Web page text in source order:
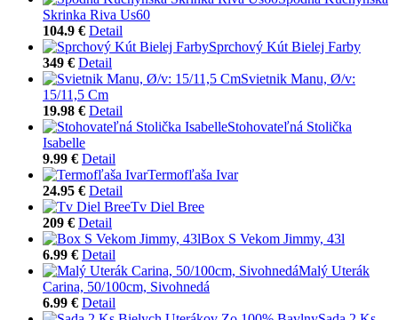
Skrinka Riva Us60
104.9 € Detail
Sprchový Kút Bielej Farby
349 € Detail
Svietnik Manu, Ø/v:
15/11,5 Cm
19.98 € Detail
Stohovateľná Stolička
Isabelle
9.99 € Detail
Termofľaša Ivar
24.95 € Detail
Tv Diel Bree
209 € Detail
Box S Vekom Jimmy, 43l
6.99 € Detail
Malý Uterák
Carina, 50/100cm, Sivohnedá
6.99 € Detail